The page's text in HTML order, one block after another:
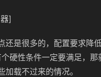
]
还是很多的，配置要求降
硬性条件一定要满足，
加载不过来的情况。